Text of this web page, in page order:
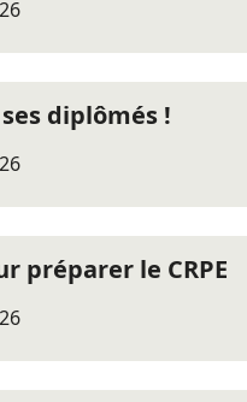
diplômés !
préparer le CRPE